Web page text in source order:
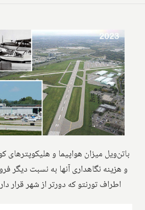
باتن‌ویل میزان هواپیما و
و هزینه نگاهداری آنها به نسبت دیگر
اطراف تورنتو که دورتر از شهر قرار